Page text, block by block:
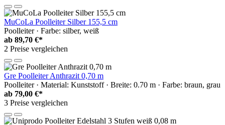
MuCoLa Poolleiter Silber 155,5 cm
Poolleiter · Farbe: silber, weiß
ab 89,70 €*
2 Preise vergleichen
Gre Poolleiter Anthrazit 0,70 m
Poolleiter · Material: Kunststoff · Breite: 0.70 m · Farbe: braun, grau
ab 79,00 €*
3 Preise vergleichen